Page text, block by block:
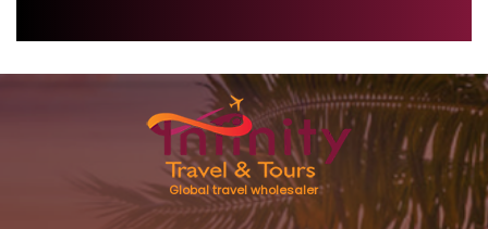
Global travel wholesaler